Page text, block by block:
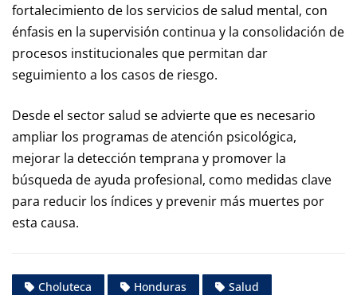
fortalecimiento de los servicios de salud mental, con
énfasis en la supervisión continua y la consolidación de
procesos institucionales que permitan dar
seguimiento a los casos de riesgo.
Desde el sector salud se advierte que es necesario
ampliar los programas de atención psicológica,
mejorar la detección temprana y promover la
búsqueda de ayuda profesional, como medidas clave
para reducir los índices y prevenir más muertes por
esta causa.
Choluteca Honduras
Salud